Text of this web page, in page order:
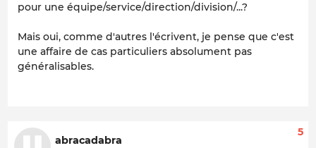
pour une équipe/service/direction/division/...?
Mais oui, comme d'autres l'écrivent, je pense que c'est
une affaire de cas particuliers absolument pas
généralisables.
abracadabra
5